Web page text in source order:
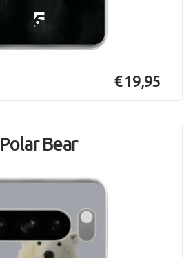
€ 19,95
Polar Bear